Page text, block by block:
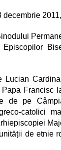
decembrie
Lucian
Francisc
de pe
catolici
de etnie